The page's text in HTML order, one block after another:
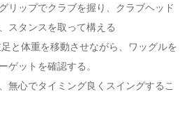
リップでクラブを握り、クラブヘッド
スタンスを取って構える
と体重を移動させながら、ワッグルを
ゲットを確認する。
無心でタイミング良くスイングするこ